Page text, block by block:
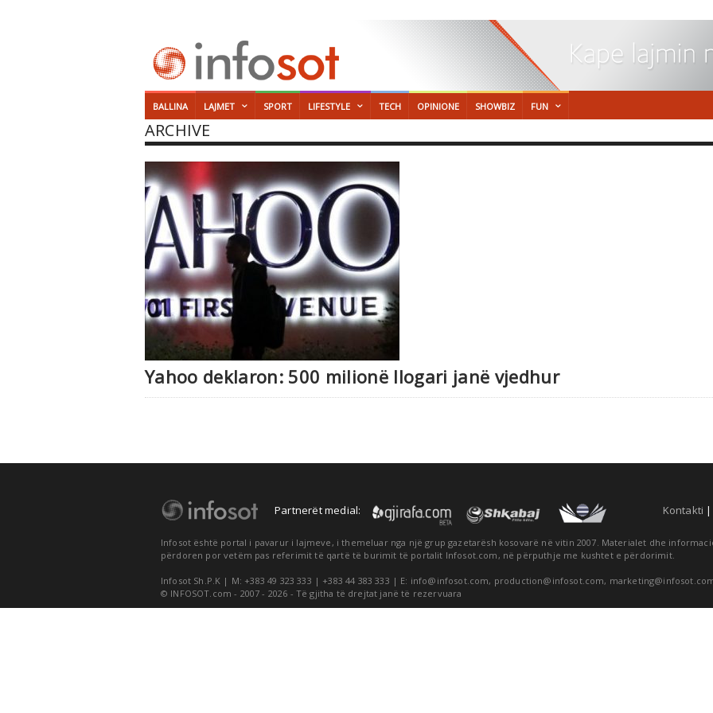
BALLINA LAJMET SPORT LIFESTYLE TECH OPINIONE SHOWBIZ FUN
ARCHIVE
Yahoo deklaron: 500 milionë llogari janë vjedhur
Partnerët medial: Kontakti
Infosot është portal i pavarur i lajmeve, i themeluar nga një grup gazetarësh kosovarë në vitin 2007. Materialet dhe
përdoren por vetëm pas referimit të qartë të burimit të portalit Infosot.com, në përputhje me kushtet e përdorimit.
Infosot Sh.P.K | M: +383 49 323 333 | +383 44 383 333 | E: info@infosot.com, production@infosot.com,
© INFOSOT.com - 2007 - 2026 - Të gjitha të drejtat janë të rezervuara